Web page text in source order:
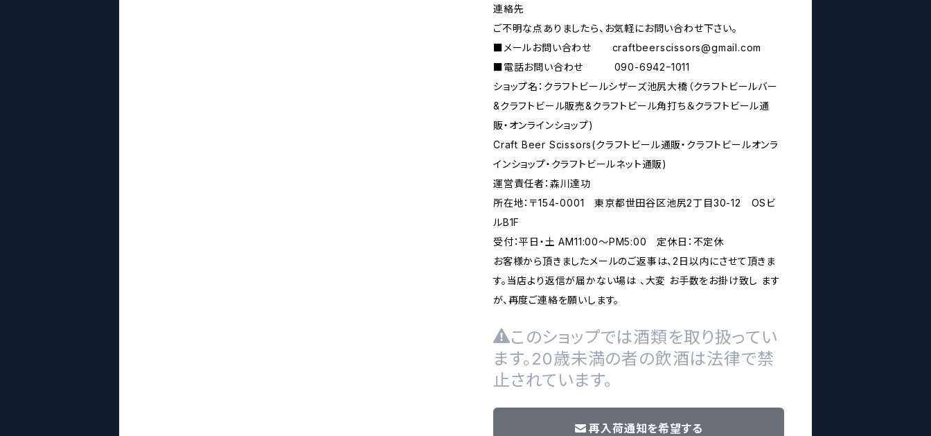
連絡先
ご不明な点ありましたら、お気軽にお問い合わせ下さい。
■メールお問い合わせ craftbeerscissors@gmail.com
■電話お問い合わせ 090-6942ｰ1011
ショップ名：クラフトビールシザーズ池尻大橋（クラフトビールバー
&クラフトビール販売&クラフトビール角打ち＆クラフトビール通
販・オンラインショップ)
Craft Beer Scissors(クラフトビール通販・クラフトビールオンラ
インショップ・クラフトビールネット通販)
運営責任者：森川達功
所在地：〒154-0001 東京都世田谷区池尻2丁目30-12 OSビ
ルB1F
受付：平日・土 AM11:00～PM5:00 定休日：不定休
お客様から頂きましたメールのご返事は、2日以内にさせて頂きま
す。当店より返信が届かない場は 、大変 お手数をお掛け致し ます
が、再度ご連絡を願いします。
このショップでは酒類を取り扱ってい
ます。20歳未満の者の飲酒は法律で禁
止されています。
再入荷通知を希望する